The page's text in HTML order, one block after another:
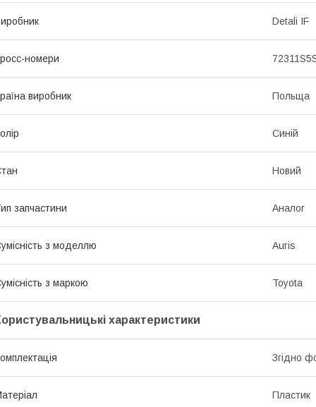
Detali IF
номери
виробник Польща
Синій
Новий
запчастини Аналог
з моделлю Auris
з маркою Toyota
характеристики
Згідно
Пластик